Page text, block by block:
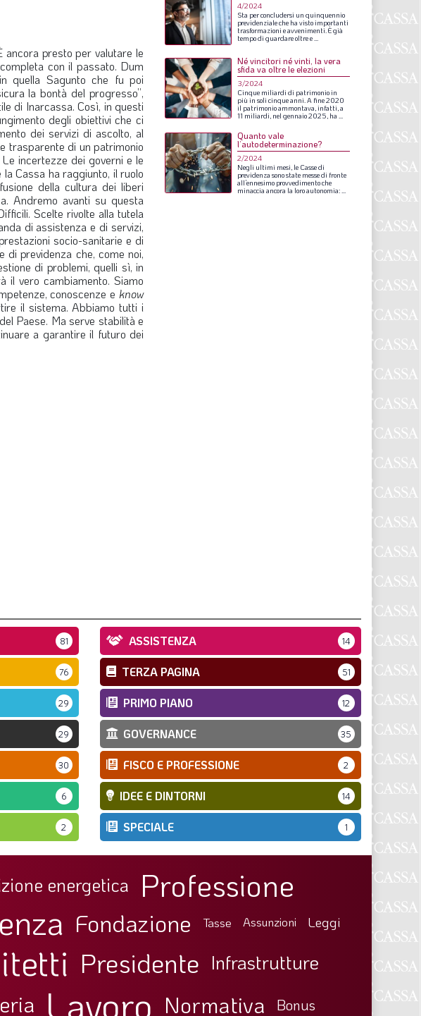
ancora presto per valutare le
con il passato. Dum
quella Sagunto che fu poi
la bontà del progresso”,
di Inarcassa. Così, in questi
degli obiettivi che ci
dei servizi di ascolto, al
trasparente di un patrimonio
incertezze dei governi e le
Cassa ha raggiunto, il ruolo
della cultura dei liberi
Andremo avanti su questa
Scelte rivolte alla tutela
di assistenza e di servizi,
socio-sanitarie e di
di previdenza che, come noi,
di problemi, quelli sì, in
il vero cambiamento. Siamo
conoscenze e know
il sistema. Abbiamo tutti i
Paese. Ma serve stabilità e
a garantire il futuro dei
4/2024
Sta perconcludersi un quinquennio
previdenzialeche ha vistoimportanti
trasformazioni eavvenimenti. Ègià
tempodi guardareoltree
Né vincitori né vinti, la vera
sfida va oltre le elezioni
3/2024
Cinque miliardi di patrimonioin
più in soli cinqueanni. A fine2020
il patrimonioammontava, infatti, a
11 miliardi, nel gennaio2025, ha
Quanto vale
l’autodeterminazione?
2/2024
Negli ultimi mesi, le Cassedi
previdenza sonostate messedi fronte
all’ennesimo provvedimentoche
minaccia ancora la loroautonomia:
81 ASSISTENZA 14
76 TERZA PAGINA 51
29 PRIMO PIANO 12
29 GOVERNANCE 35
30 FISCO E PROFESSIONE 2
6 IDEE E DINTORNI 14
2 SPECIALE 1
energetica Professione
Fondazione Tasse Assunzioni Leggi
Presidente Infrastrutture
Lavoro Normativa Bonus